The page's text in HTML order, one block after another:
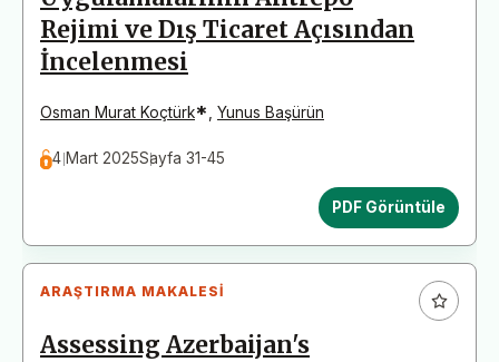
Rejimi ve Dış Ticaret Açısından
İncelenmesi
Osman Murat Koçtürk* Yunus Başürün
4 Mart 2025Sayfa 31-45
PDF Görüntüle
ARAŞTIRMA MAKALESI
Assessing Azerbaijan's